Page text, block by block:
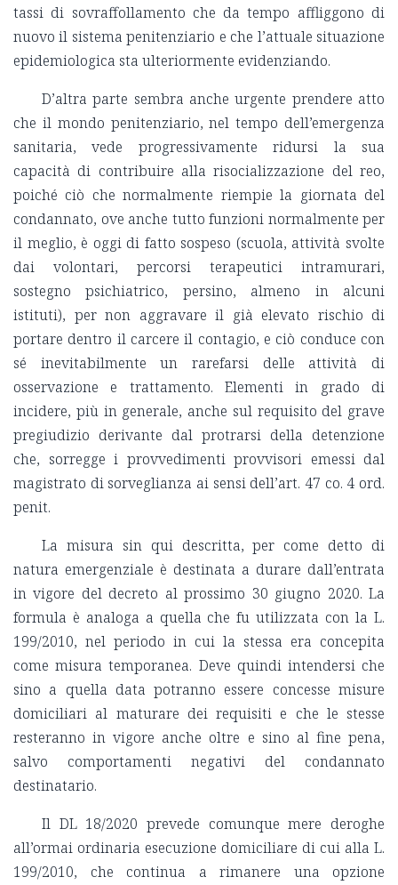
tassi di sovraffollamento che da tempo affliggono di
nuovo il sistema penitenziario e che l’attuale situazione
epidemiologica sta ulteriormente evidenziando.
D’altra parte sembra anche urgente prendere atto
che il mondo penitenziario, nel tempo dell’emergenza
sanitaria, vede progressivamente ridursi la sua
capacità di contribuire alla risocializzazione del reo,
poiché ciò che normalmente riempie la giornata del
condannato, ove anche tutto funzioni normalmente per
il meglio, è oggi di fatto sospeso (scuola, attività svolte
dai volontari, percorsi terapeutici intramurari,
sostegno psichiatrico, persino, almeno in alcuni
istituti), per non aggravare il già elevato rischio di
portare dentro il carcere il contagio, e ciò conduce con
sé inevitabilmente un rarefarsi delle attività di
osservazione e trattamento. Elementi in grado di
incidere, più in generale, anche sul requisito del grave
pregiudizio derivante dal protrarsi della detenzione
che, sorregge i provvedimenti provvisori emessi dal
magistrato di sorveglianza ai sensi dell’art. 47 co. 4 ord.
penit.
La misura sin qui descritta, per come detto di
natura emergenziale è destinata a durare dall’entrata
in vigore del decreto al prossimo 30 giugno 2020. La
formula è analoga a quella che fu utilizzata con la L.
199/2010, nel periodo in cui la stessa era concepita
come misura temporanea. Deve quindi intendersi che
sino a quella data potranno essere concesse misure
domiciliari al maturare dei requisiti e che le stesse
resteranno in vigore anche oltre e sino al fine pena,
salvo comportamenti negativi del condannato
destinatario.
Il DL 18/2020 prevede comunque mere deroghe
all’ormai ordinaria esecuzione domiciliare di cui alla L.
199/2010, che continua a rimanere una opzione